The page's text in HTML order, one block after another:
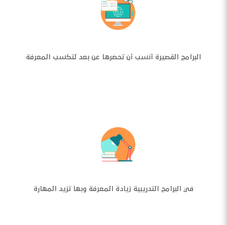
البرامج القصيرة أنسب أن تحضرها عن بعد لتكسب المعرفة
في البرامج التدريبية زيادة المعرفة وبها تزيد المهارة